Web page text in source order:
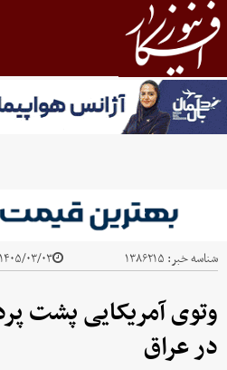
شناسه خبر: ۱۳۸۶۲۱۵ ۱۴۰۵/۰۳/۰۳ - ۱۲:۱۸
وتوی آمریکایی پشت
در عراق